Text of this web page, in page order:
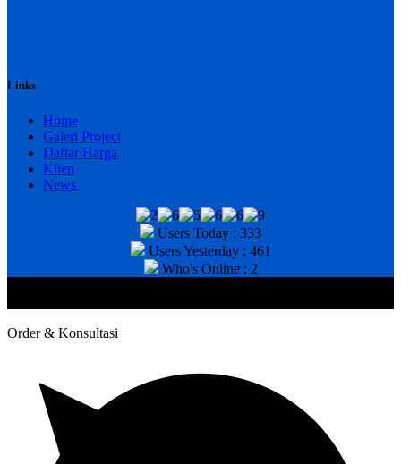
Links
Home
Galeri Project
Daftar Harga
Klien
News
Users Today : 333
Users Yesterday : 461
Who's Online : 2
Order & Konsultasi